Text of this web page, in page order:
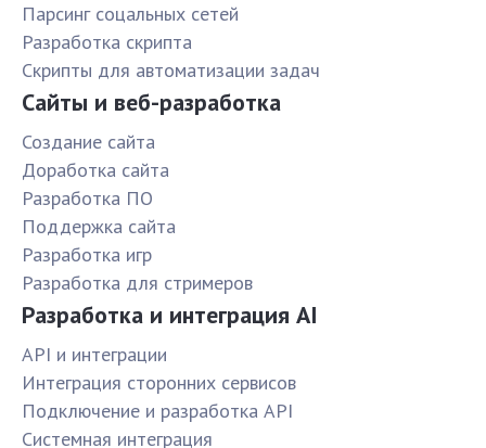
Парсинг соцальных сетей
Разработка скрипта
Скрипты для автоматизации задач
Сайты и веб-разработка
Создание сайта
Доработка сайта
Разработка ПО
Поддержка сайта
Разработка игр
Разработка для стримеров
Разработка и интеграция AI
API и интеграции
Интеграция сторонних сервисов
Подключение и разработка API
Системная интеграция